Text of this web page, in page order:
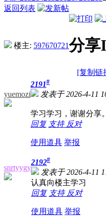
返回列表
楼主: 597670721分享
[复制链
yuemozi
2191#
发表于 2026-4-11
学习学习，谢谢分享。
回复 支持 反对
使用道具 举报
snrtyygy
2192#
发表于 2026-4-11
认真向楼主学习
回复 支持 反对
使用道具 举报